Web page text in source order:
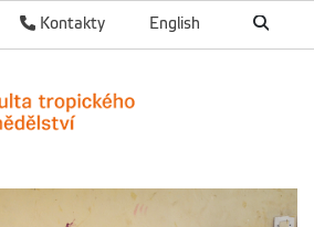
English
Kontakty